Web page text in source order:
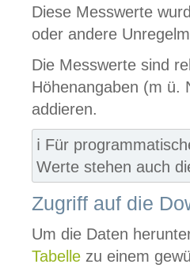
Diese Messwerte
oder andere
Die Messwerte sind
Höhenangaben (m ü.
addieren.
ℹ️ Für
Werte stehen auch
Zugriff auf die
Um die Daten
Tabelle zu einem